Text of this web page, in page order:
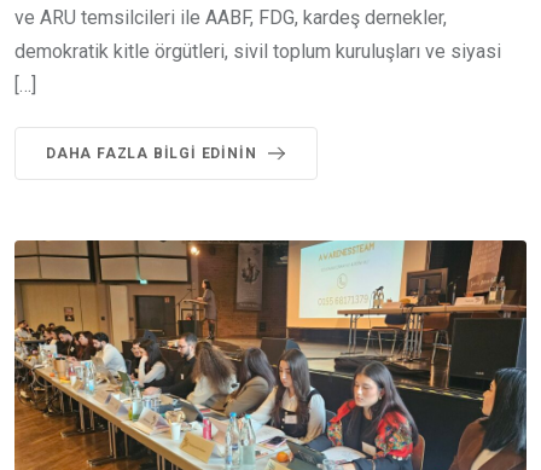
ve ARU temsilcileri ile AABF, FDG, kardeş dernekler,
demokratik kitle örgütleri, sivil toplum kuruluşları ve siyasi
[…]
DAHA FAZLA BILGI EDININ